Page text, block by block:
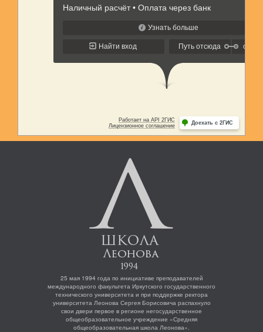
25 мая 1994 года по инициативе преподавателей
международного факультета Иркутского государственного
технического университета и при поддержке ректора
университета Леонова Сергея Борисовича распахнуло
свои двери первое в регионе негосударственное
общеобразовательное учреждение «Средняя
общеобразовательная школа Леонова».